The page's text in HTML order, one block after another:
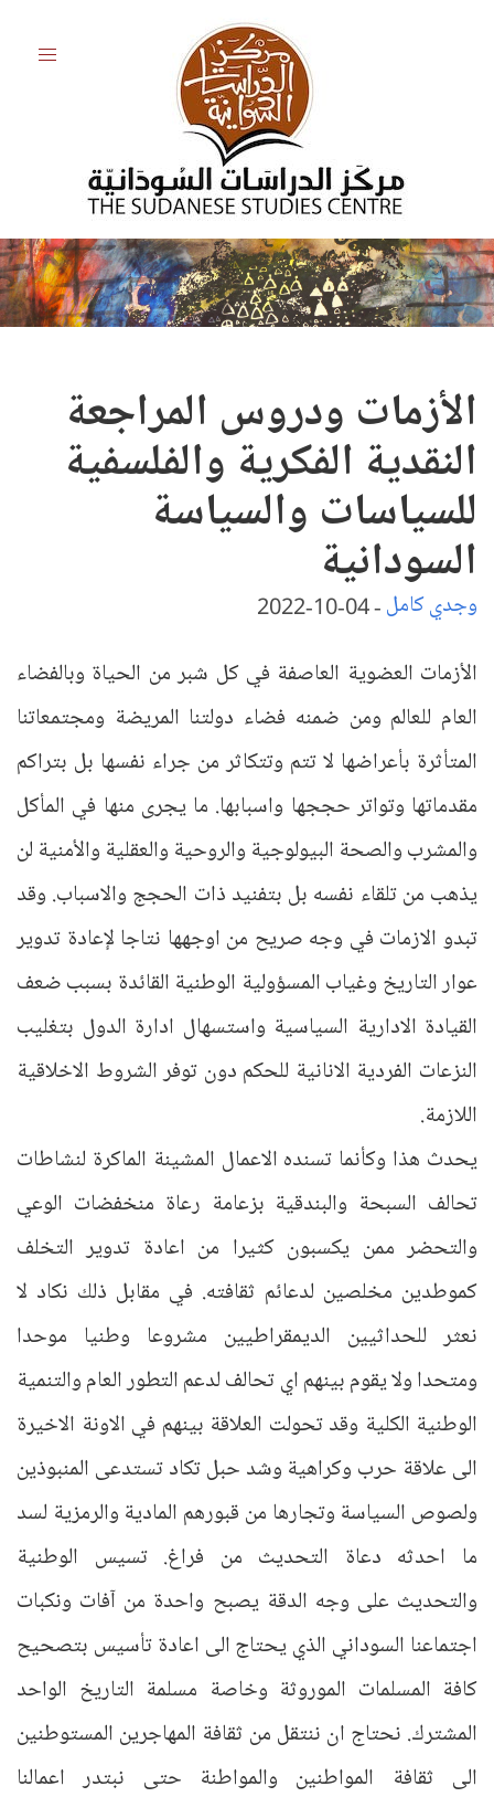
الأزمات ودروس المراجعة
النقدية الفكرية والفلسفية
للسياسات والسياسة
السودانية
وجدي كامل -
04-10-2022
الأزمات العضوية العاصفة في كل شبر من الحياة وبالفضاء
العام للعالم ومن ضمنه فضاء دولتنا المريضة ومجتمعاتنا
المتأثرة بأعراضها لا تتم وتتكاثر من جراء نفسها بل بتراكم
مقدماتها وتواتر حججها واسبابها. ما يجرى منها في المأكل
والمشرب والصحة البيولوجية والروحية والعقلية والأمنية لن
يذهب من تلقاء نفسه بل بتفنيد ذات الحجج والاسباب. وقد
تبدو الازمات في وجه صريح من اوجهها نتاجا لإعادة تدوير
عوار التاريخ وغياب المسؤولية الوطنية القائدة بسبب ضعف
القيادة الادارية السياسية واستسهال ادارة الدول بتغليب
النزعات الفردية الانانية للحكم دون توفر الشروط الاخلاقية
اللازمة.
يحدث هذا وكأنما تسنده الاعمال المشينة الماكرة لنشاطات
تحالف السبحة والبندقية بزعامة رعاة منخفضات الوعي
والتحضر ممن يكسبون كثيرا من اعادة تدوير التخلف
كموطدين مخلصين لدعائم ثقافته. في مقابل ذلك نكاد لا
نعثر للحداثيين الديمقراطيين مشروعا وطنيا موحدا
ومتحدا ولا يقوم بينهم اي تحالف لدعم التطور العام والتنمية
الوطنية الكلية وقد تحولت العلاقة بينهم في الاونة الاخيرة
الى علاقة حرب وكراهية وشد حبل تكاد تستدعى المنبوذين
ولصوص السياسة وتجارها من قبورهم المادية والرمزية لسد
ما احدثه دعاة التحديث من فراغ. تسيس الوطنية
والتحديث على وجه الدقة يصبح واحدة من آفات ونكبات
اجتماعنا السوداني الذي يحتاج الى اعادة تأسيس بتصحيح
كافة المسلمات الموروثة وخاصة مسلمة التاريخ الواحد
المشترك. نحتاج ان ننتقل من ثقافة المهاجرين المستوطنين
الى ثقافة المواطنين والمواطنة حتى نبتدر اعمالنا